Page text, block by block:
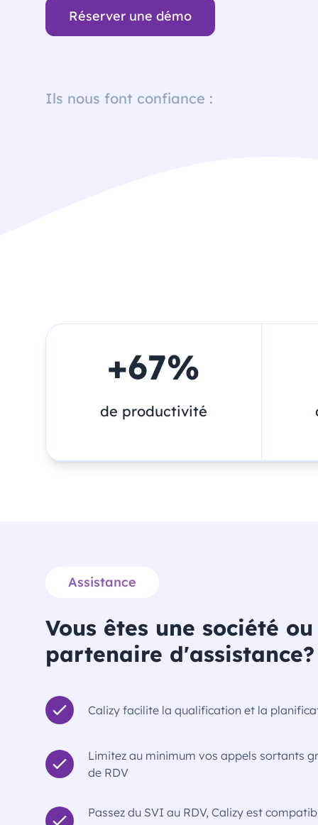
Réserver une démo
Ils nous font confiance :
+67%
de productivité
Assistance
Vous êtes une société
partenaire d'assistance?
Calizy facilite la qualification et la
Limitez au minimum vos appels sortants
de RDV
Passez du SVI au RDV, Calizy est